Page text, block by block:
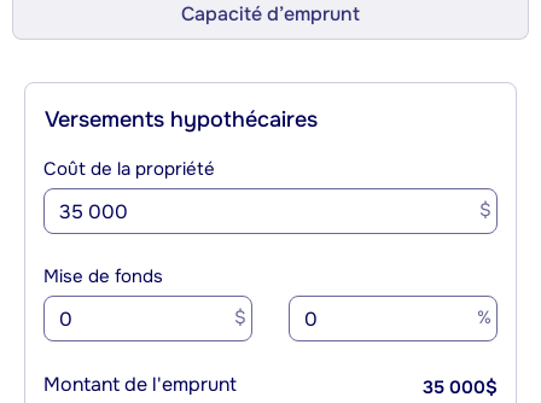
Capacité d’emprunt
Versements hypothécaires
Coût de la propriété
$
Mise de fonds
$ %
Montant de l'emprunt 35 000$